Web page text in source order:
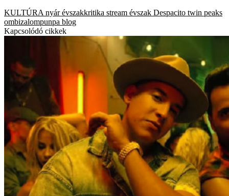
KULTÚRA nyár évszakkritika stream évszak Despacito twin peaks
ombizalompunpa blog
Kapcsolódó cikkek